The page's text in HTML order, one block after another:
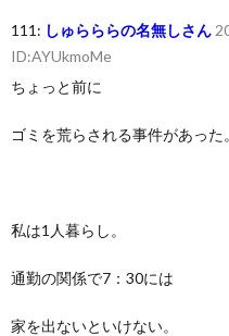
いきなり円高
【セール】Apple Apple
人体の中身が左右非対称な
Powered by livedoor 相互RSS
111: しゅらららの名無しさん
ID:AYUkmoMe
ちょっと前に
ゴミを荒らされる事件があった。
私は1人暮らし。
通勤の関係で7：30には
家を出ないといけない。